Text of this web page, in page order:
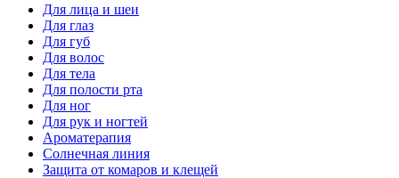
Для лица и шеи
Для глаз
Для губ
Для волос
Для тела
Для полости рта
Для ног
Для рук и ногтей
Ароматерапия
Солнечная линия
Защита от комаров и клещей